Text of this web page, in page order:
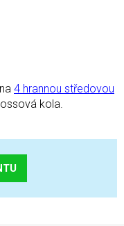
4 hrannou středovou
kola.